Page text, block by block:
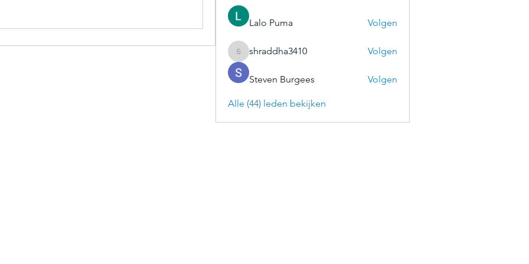
Lalo Puma Volgen
shraddha3410
shraddha3410 Volgen
Steven Burgees Volgen
Alle (44) leden bekijken